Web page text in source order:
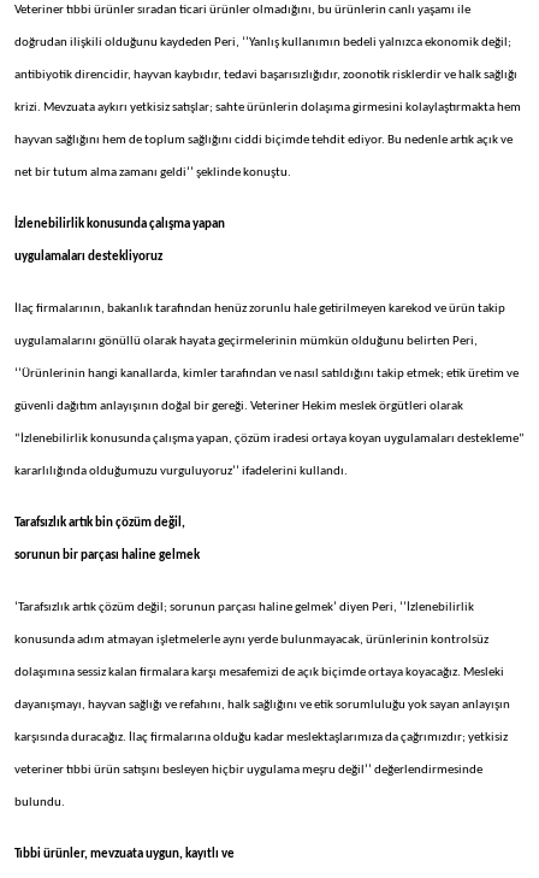
Veteriner tıbbi ürünler sıradan ticari ürünler olmadığını, bu ürünlerin canlı yaşamı ile
doğrudan ilişkili olduğunu kaydeden Peri, ‘’Yanlış kullanımın bedeli yalnızca ekonomik değil;
antibiyotik direncidir, hayvan kaybıdır, tedavi başarısızlığıdır, zoonotik risklerdir ve halk sağlığı
krizi. Mevzuata aykırı yetkisiz satışlar; sahte ürünlerin dolaşıma girmesini kolaylaştırmakta hem
hayvan sağlığını hem de toplum sağlığını ciddi biçimde tehdit ediyor. Bu nedenle artık açık ve
net bir tutum alma zamanı geldi’’ şeklinde konuştu.
İzlenebilirlik konusunda çalışma yapan
uygulamaları destekliyoruz
İlaç firmalarının, bakanlık tarafından henüz zorunlu hale getirilmeyen karekod ve ürün takip
uygulamalarını gönüllü olarak hayata geçirmelerinin mümkün olduğunu belirten Peri,
‘’Ürünlerinin hangi kanallarda, kimler tarafından ve nasıl satıldığını takip etmek; etik üretim ve
güvenli dağıtım anlayışının doğal bir gereği. Veteriner Hekim meslek örgütleri olarak
“İzlenebilirlik konusunda çalışma yapan, çözüm iradesi ortaya koyan uygulamaları destekleme”
kararlılığında olduğumuzu vurguluyoruz’’ ifadelerini kullandı.
Tarafsızlık artık bin çözüm değil,
sorunun bir parçası haline gelmek
‘Tarafsızlık artık çözüm değil; sorunun parçası haline gelmek’ diyen Peri, ‘’İzlenebilirlik
konusunda adım atmayan işletmelerle aynı yerde bulunmayacak, ürünlerinin kontrolsüz
dolaşımına sessiz kalan firmalara karşı mesafemizi de açık biçimde ortaya koyacağız. Mesleki
dayanışmayı, hayvan sağlığı ve refahını, halk sağlığını ve etik sorumluluğu yok sayan anlayışın
karşısında duracağız. İlaç firmalarına olduğu kadar meslektaşlarımıza da çağrımızdır; yetkisiz
veteriner tıbbi ürün satışını besleyen hiçbir uygulama meşru değil’’ değerlendirmesinde
bulundu.
Tıbbi ürünler, mevzuata uygun, kayıtlı ve